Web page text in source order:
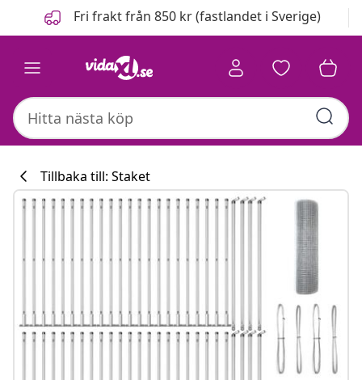
FöregåendeFri frakt från 850 kr (fastlandet i Sverige)
Tillbaka till: Staket